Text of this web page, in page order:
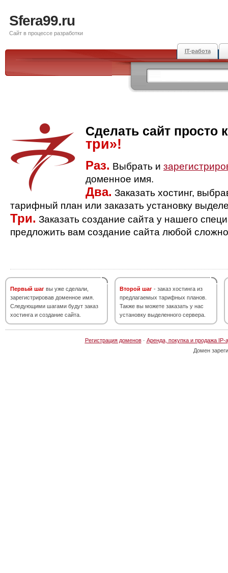
Sfera99.ru
Сайт в процессе разработки
IT-работа
Сделать сайт просто
три»!
Раз. Выбрать и
доменное имя.
Два. Заказать хостинг,
тарифный план или заказать установку
Три. Заказать создание сайта у нашего
предложить вам создание сайта любой
Первый шаг вы уже сделали,
зарегистрировав доменное имя.
Следующими шагами будут заказ
хостинга и создание сайта.
Второй шаг - заказ хостинга из
предлагаемых тарифных планов.
Также вы можете заказать у нас
установку выделенного сервера.
Регистрация доменов· Аренда, покупка и продажа IP-
Домен